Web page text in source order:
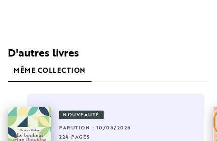
D'autres livres
MÊME COLLECTION
NOUVEAUTÉ
PARUTION : 10/06/2026
224 PAGES